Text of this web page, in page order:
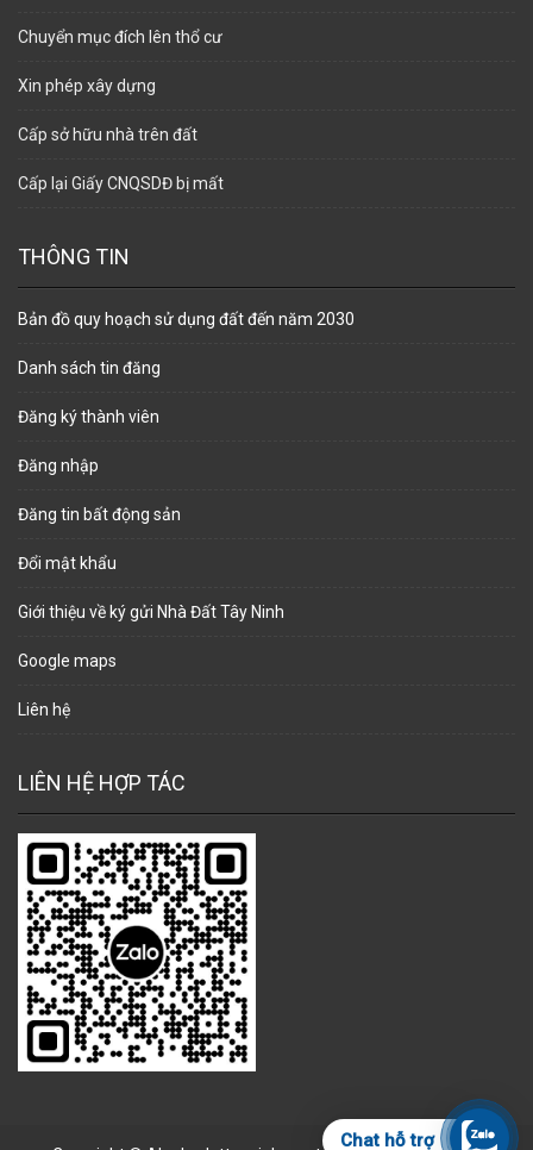
Chuyển mục đích lên thổ cư
Xin phép xây dựng
Cấp sở hữu nhà trên đất
Cấp lại Giấy CNQSDĐ bị mất
THÔNG TIN
Bản đồ quy hoạch sử dụng đất đến năm 2030
Danh sách tin đăng
Đăng ký thành viên
Đăng nhập
Đăng tin bất động sản
Đổi mật khẩu
Giới thiệu về ký gửi Nhà Đất Tây Ninh
Google maps
Liên hệ
LIÊN HỆ HỢP TÁC
Chat hỗ trợ